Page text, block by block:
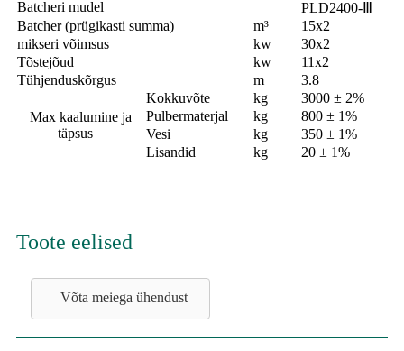
Batcheri mudel
PLD2400-Ⅲ
Batcher (prügikasti summa)
m³
15x2
mikseri võimsus
kw
30x2
Tõstejõud
kw
11x2
Tühjenduskõrgus
m 3.8
Max kaalumine ja
täpsus
Kokkuvõte kg
3000 ± 2%
Pulbermaterjal
kg
800 ± 1%
Vesi
kg
350 ± 1%
Lisandid
kg 20 ± 1%
Toote eelised
Võta meiega ühendust